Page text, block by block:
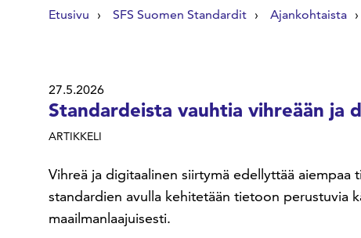
Etusivu SFS Suomen Standardit Ajankohtaista
27.5.2026
Standardeista vauhtia vihreään ja
ARTIKKELI
Vihreä ja digitaalinen siirtymä edellyttää
standardien avulla kehitetään tietoon perustuvia
maailmanlaajuisesti.